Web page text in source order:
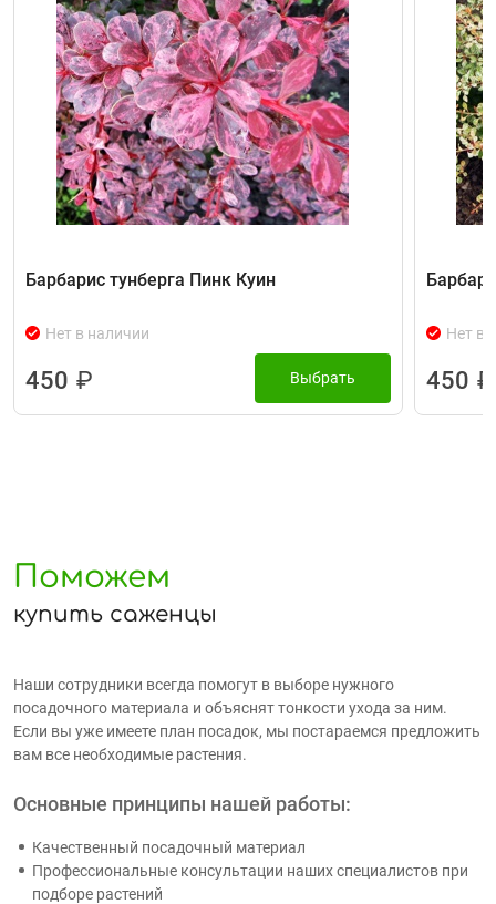
Барбарис тунберга Пинк Куин
Нет в наличии
450 ₽ Выбрать
Нет в
450 ₽
Поможем
купить саженцы
Наши сотрудники всегда помогут в выборе нужного
посадочного материала и объяснят тонкости ухода за ним.
Если вы уже имеете план посадок, мы постараемся предложить
вам все необходимые растения.
Основные принципы нашей работы:
Качественный посадочный материал
Профессиональные консультации наших специалистов при
подборе растений